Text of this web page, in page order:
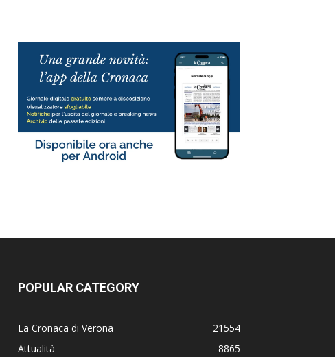
POPULAR CATEGORY
La Cronaca di Verona
21554
Attualità
8865